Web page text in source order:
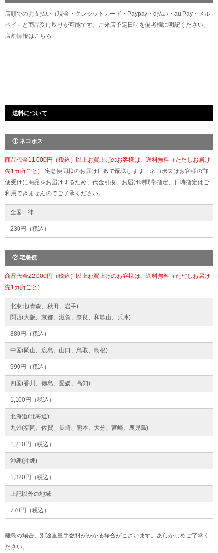
店頭でのお支払い（現金・クレジットカード・Paypay・d払い・au Pay・メル
ペイ）と商品受け取りが可能です。ご来店予定日時を備考欄に明記ください。
店舗情報はこちら
送料について
① ネコポス
商品代金11,000円（税込）以上お買上げのお客様は、送料無料（ただしお届け
先1カ所ごと） 宅急便同様のお届け日数で配送します。ネコポスはお客様の郵
便受けに商品をお届けするため、代金引換、お届け時間帯指定、日時指定はご
利用できませんのでご了承ください。
全国一律
230円（税込）
② 宅急便
商品代金22,000円（税込）以上お買上げのお客様は、送料無料（ただしお届け
先1カ所ごと）
北東北(青森、秋田、岩手)
関西(大阪、京都、滋賀、奈良、和歌山、兵庫)
880円（税込）
中国(岡山、広島、山口、鳥取、島根)
990円（税込）
四国(香川、徳島、愛媛、高知)
1,100円（税込）
北海道(北海道)
九州(福岡、佐賀、長崎、熊本、大分、宮崎、鹿児島)
1,210円（税込）
沖縄(沖縄)
1,320円（税込）
上記以外の地域
770円（税込）
離島の場合、別途重量手数料がかかる場合がこざいます。あらかじめご了承く
ださい。